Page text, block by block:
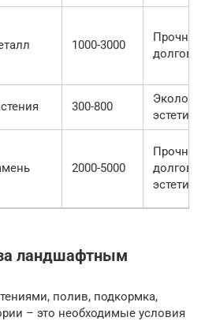
1000-3000
300-800
2000-5000
ландшафтным
полив, подкормка,
– это необходимые условия